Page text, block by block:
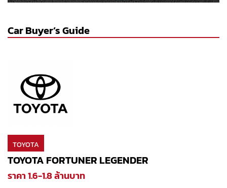
Car Buyer’s Guide
TOYOTA
TOYOTA FORTUNER LEGENDER
ราคา 1.6-1.8 ล้านบาท